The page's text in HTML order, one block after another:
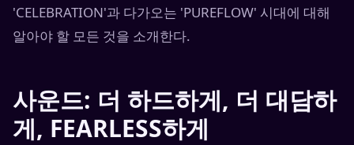
'CELEBRATION'과 다가오는 'PUREFLOW' 시대에 대해
알아야 할 모든 것을 소개한다.
사운드: 더 하드하게, 더 대담하
게, FEARLESS하게